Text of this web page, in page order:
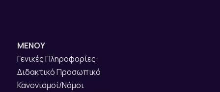
ΜΕΝΟΥ
Γενικές Πληροφορίες
Διδακτικό Προσωπικό
Κανονισμοί/Νόμοι